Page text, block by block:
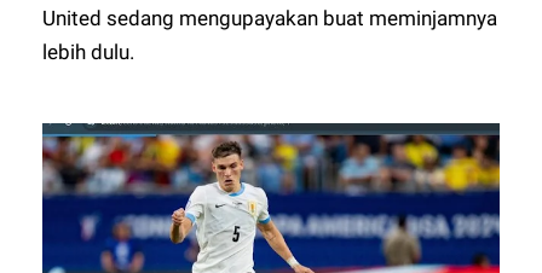
United sedang mengupayakan buat meminjamnya
lebih dulu.